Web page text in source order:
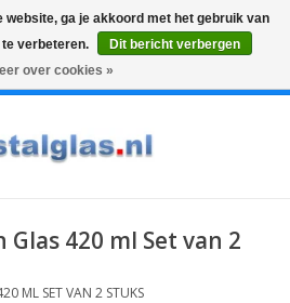
Graveren
Glas 420 ml Set van 2
ML SET VAN 2 STUKS
website, ga je akkoord met het gebruik van
verbeteren.
Dit bericht verbergen
over cookies »